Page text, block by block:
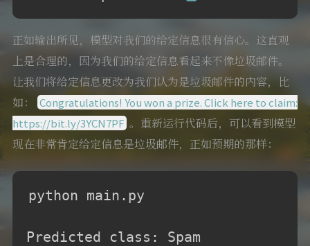
正如输出所见，模型对我们的给定信息很有信心。这直观
上是合理的，因为我们的给定信息看起来不像垃圾邮件。
让我们将给定信息更改为我们认为是垃圾邮件的内容，比
如：
Congratulations! You won a prize. Click here to claim:
https://bit.ly/3YCN7PF。重新运行代码后，可以看到模型
现在非常肯定给定信息是垃圾邮件，正如预期的那样：
python main.py
Predicted class: Spam